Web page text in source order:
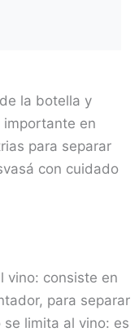
la botella y
importante en
para separar
con cuidado
vino: consiste en
para separar
limita al vino: es